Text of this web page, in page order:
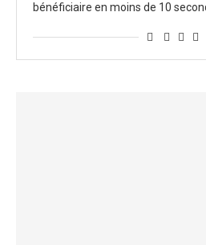
bénéficiaire en moins de 10